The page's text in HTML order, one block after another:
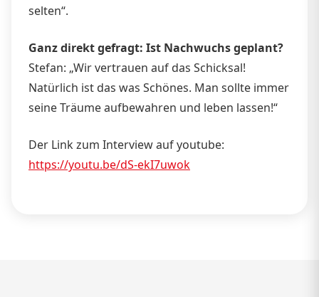
selten“.
Ganz direkt gefragt: Ist Nachwuchs geplant?
Stefan: „Wir vertrauen auf das Schicksal!
Natürlich ist das was Schönes. Man sollte immer
seine Träume aufbewahren und leben lassen!“
Der Link zum Interview auf youtube:
https://youtu.be/dS-ekI7uwok